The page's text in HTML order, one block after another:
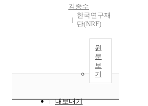
김종수
한국연구재
단(NRF)
원
문
보
기
내보내기